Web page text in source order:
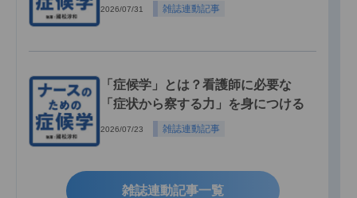
2026/07/31 雑誌連動記事
「症候学」とは？看護師に必要な
「症状から察する力」を身につける
2026/07/23 雑誌連動記事
雑誌連動記事一覧